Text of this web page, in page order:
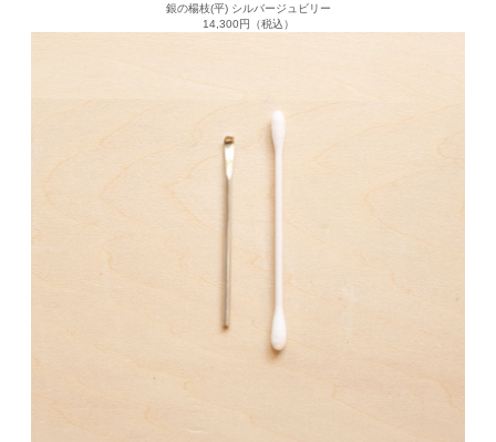
銀の楊枝(平) シルバージュビリー
14,300円（税込）